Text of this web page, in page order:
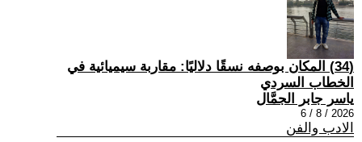
(34) المكان بوصفه نسقًا دلاليًا: مقاربة سيميائية في
الخطاب السردي
ياسر جابر الجمَّال
2026 / 8 / 6
الادب والفن